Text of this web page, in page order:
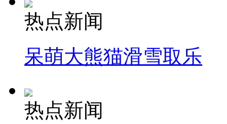
热点新闻
呆萌大熊猫滑雪取乐
热点新闻